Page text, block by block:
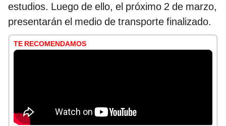
estudios. Luego de ello, el próximo 2 de marzo,
presentarán el medio de transporte finalizado.
TE RECOMENDAMOS